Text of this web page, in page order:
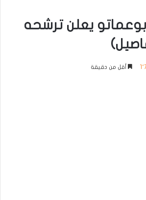
يعلن ترشحه
أقل من دقيقة